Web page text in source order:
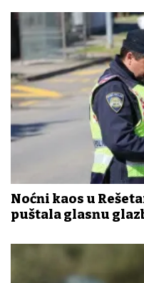
Noćni kaos u
puštala glasnu